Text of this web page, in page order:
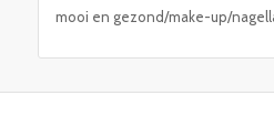
mooi en gezond/make-up/